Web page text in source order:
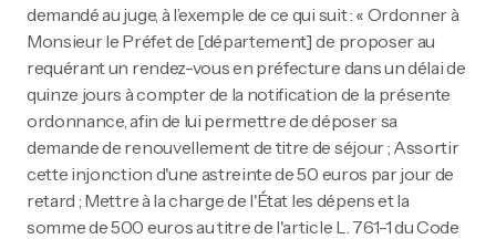
demandé au juge, à l’exemple de ce qui suit : « Ordonner à
Monsieur le Préfet de [département] de proposer au
requérant un rendez-vous en préfecture dans un délai de
quinze jours à compter de la notification de la présente
ordonnance, afin de lui permettre de déposer sa
demande de renouvellement de titre de séjour ; Assortir
cette injonction d'une astreinte de 50 euros par jour de
retard ; Mettre à la charge de l'État les dépens et la
somme de 500 euros au titre de l'article L. 761-1 du Code